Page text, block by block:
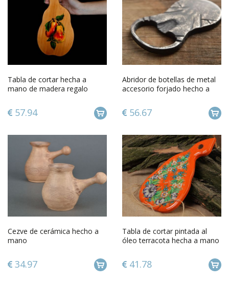
Tabla de cortar hecha a
mano de madera regalo
57.94
Abridor de botellas de metal
accesorio forjado hecho a
56.67
Cezve de cerámica hecho a
mano
34.97
Tabla de cortar pintada al
óleo terracota hecha a mano
41.78